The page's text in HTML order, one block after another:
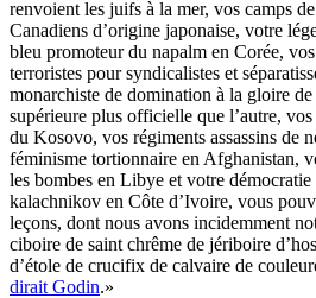
renvoient les juifs à la mer, vos camps
Canadiens d’origine japonaise, votre
bleu promoteur du napalm en Corée,
terroristes pour syndicalistes et
monarchiste de domination à la gloire
supérieure plus officielle que l’autre,
du Kosovo, vos régiments assassins de
féminisme tortionnaire en Afghanistan,
les bombes en Libye et votre
kalachnikov en Côte d’Ivoire, vous
leçons, dont nous avons incidemment
ciboire de saint chrême de jériboire
d’étole de crucifix de calvaire de
dirait Godin.»